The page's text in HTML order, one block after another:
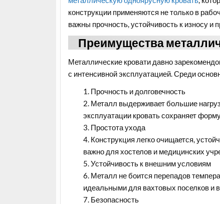
конструкции применяются не только в
важны прочность, устойчивость к износу и
Преимущества
Металлические кровати давно
с интенсивной эксплуатацией. Среди
Прочность и долговечность
Металл выдерживает большие
эксплуатации кровать сохраняет
Простота ухода
Конструкция легко очищается,
важно для хостелов и медицинских
Устойчивость к внешним условиям
Металл не боится перепадов
идеальными для вахтовых поселков и
Безопасность